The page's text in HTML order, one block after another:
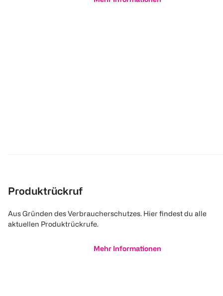
Produktrückruf
Aus Gründen des Verbraucherschutzes. Hier findest du alle
aktuellen Produktrückrufe.
Mehr Informationen